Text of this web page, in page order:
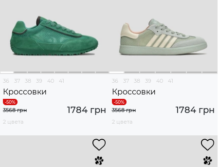
36 37 38 39 40 41
Кроссовки
1784 грн
3568 грн
2 цвета
36 37 38 39 40 41
Кроссовки
1784 грн
3568 грн
2 цвета